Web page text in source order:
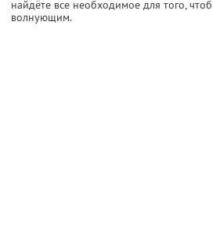
найдёте все необходимое для того,
волнующим.